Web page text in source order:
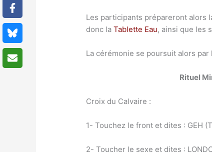
Les participants prépareront alors
donc laTablette Eau, ainsi que les
La cérémonie se poursuit alors par
Rituel
Croix du Calvaire :
1- Touchez le front et dites : GEH
2- Toucher le sexe et dites :